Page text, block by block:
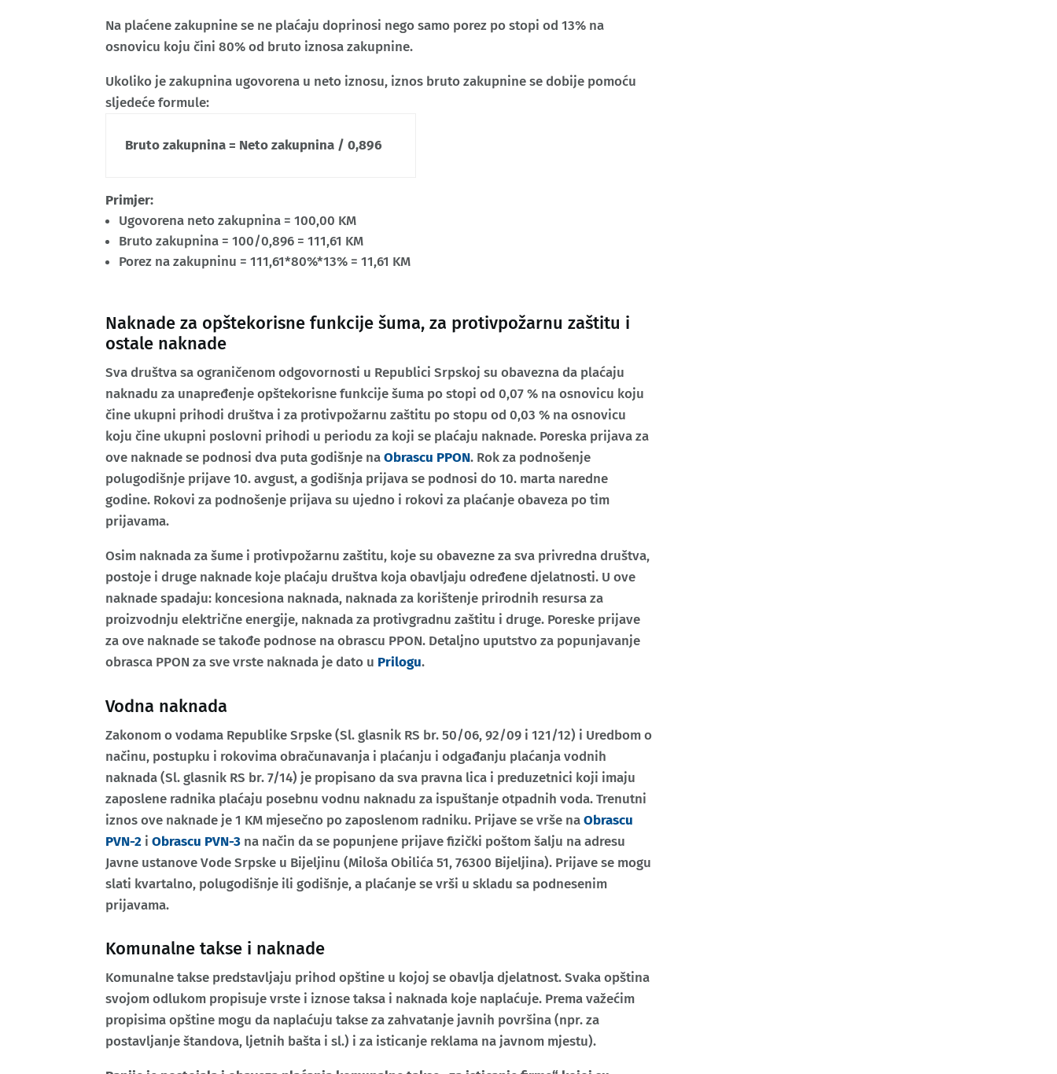
Na plaćene zakupnine se ne plaćaju doprinosi nego samo porez po stopi od 13% na
osnovicu koju čini 80% od bruto iznosa zakupnine.
Ukoliko je zakupnina ugovorena u neto iznosu, iznos bruto zakupnine se dobije pomoću
sljedeće formule:
Bruto zakupnina = Neto zakupnina / 0,896
Primjer:
Ugovorena neto zakupnina = 100,00 KM
Bruto zakupnina = 100/0,896 = 111,61 KM
Porez na zakupninu = 111,61*80%*13% = 11,61 KM
Naknade za opštekorisne funkcije šuma, za protivpožarnu zaštitu i
ostale naknade
Sva društva sa ograničenom odgovornosti u Republici Srpskoj su obavezna da plaćaju
naknadu za unapređenje opštekorisne funkcije šuma po stopi od 0,07 % na osnovicu koju
čine ukupni prihodi društva i za protivpožarnu zaštitu po stopu od 0,03 % na osnovicu
koju čine ukupni poslovni prihodi u periodu za koji se plaćaju naknade. Poreska prijava za
ove naknade se podnosi dva puta godišnje naObrascu PPON. Rok za podnošenje
polugodišnje prijave 10. avgust, a godišnja prijava se podnosi do 10. marta naredne
godine. Rokovi za podnošenje prijava su ujedno i rokovi za plaćanje obaveza po tim
prijavama.
Osim naknada za šume i protivpožarnu zaštitu, koje su obavezne za sva privredna društva,
postoje i druge naknade koje plaćaju društva koja obavljaju određene djelatnosti. U ove
naknade spadaju: koncesiona naknada, naknada za korištenje prirodnih resursa za
proizvodnju električne energije, naknada za protivgradnu zaštitu i druge. Poreske prijave
za ove naknade se takođe podnose na obrascu PPON. Detaljno uputstvo za popunjavanje
obrasca PPON za sve vrste naknada je dato u Prilogu.
Vodna naknada
Zakonom o vodama Republike Srpske (Sl. glasnik RS br. 50/06, 92/09 i 121/12) i Uredbom o
načinu, postupku i rokovima obračunavanja i plaćanju i odgađanju plaćanja vodnih
naknada (Sl. glasnik RS br. 7/14) je propisano da sva pravna lica i preduzetnici koji imaju
zaposlene radnika plaćaju posebnu vodnu naknadu za ispuštanje otpadnih voda. Trenutni
iznos ove naknade je 1 KM mjesečno po zaposlenom radniku. Prijave se vrše naObrascu
PVN-2 iObrascu PVN-3 na način da se popunjene prijave fizički poštom šalju na adresu
Javne ustanove Vode Srpske u Bijeljinu (Miloša Obilića 51, 76300 Bijeljina). Prijave se mogu
slati kvartalno, polugodišnje ili godišnje, a plaćanje se vrši u skladu sa podnesenim
prijavama.
Komunalne takse i naknade
Komunalne takse predstavljaju prihod opštine u kojoj se obavlja djelatnost. Svaka opština
svojom odlukom propisuje vrste i iznose taksa i naknada koje naplaćuje. Prema važećim
propisima opštine mogu da naplaćuju takse za zahvatanje javnih površina (npr. za
postavljanje štandova, ljetnih bašta i sl.) i za isticanje reklama na javnom mjestu).